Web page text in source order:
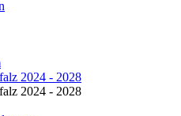
2024 - 2028
2024 - 2028